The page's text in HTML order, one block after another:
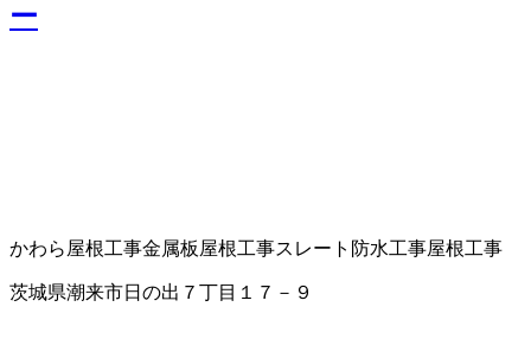
ー
かわら屋根工事金属板屋根工事スレート 防水工事屋根工事
茨城県潮来市日の出７丁目１７－９